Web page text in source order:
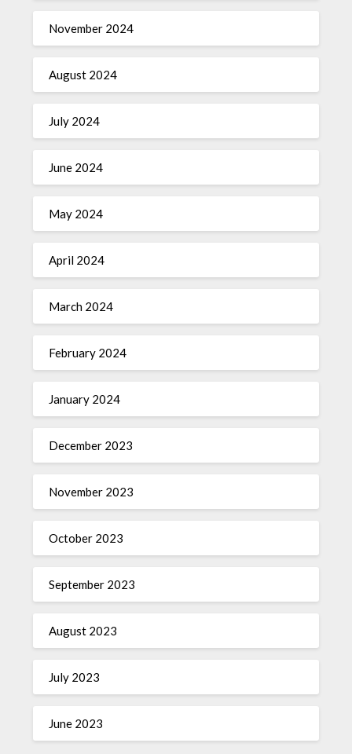
November 2024
August 2024
July 2024
June 2024
May 2024
April 2024
March 2024
February 2024
January 2024
December 2023
November 2023
October 2023
September 2023
August 2023
July 2023
June 2023